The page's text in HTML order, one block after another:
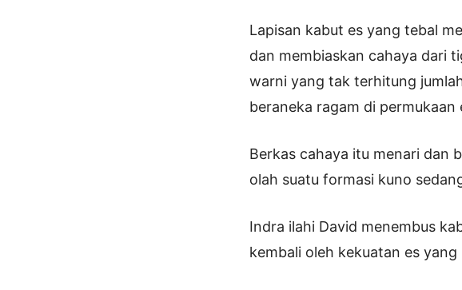
Lapisan kabut es yang tebal
dan membiaskan cahaya dari
warni yang tak terhitung
beraneka ragam di permukaan
Berkas cahaya itu menari dan
olah suatu formasi kuno
Indra ilahi David menembus
kembali oleh kekuatan es